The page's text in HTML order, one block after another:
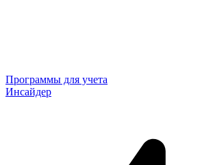
Программы для учета
Инсайдер